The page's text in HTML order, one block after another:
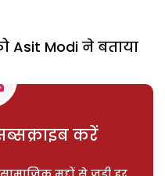
Asit Modi ने बताया
करें